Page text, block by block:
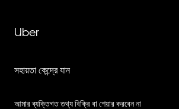
Uber
সহায়তা কেন্দ্রে যান
আমার ব্যক্তিগত তথ্য বিক্রি বা শেয়ার করবেন না